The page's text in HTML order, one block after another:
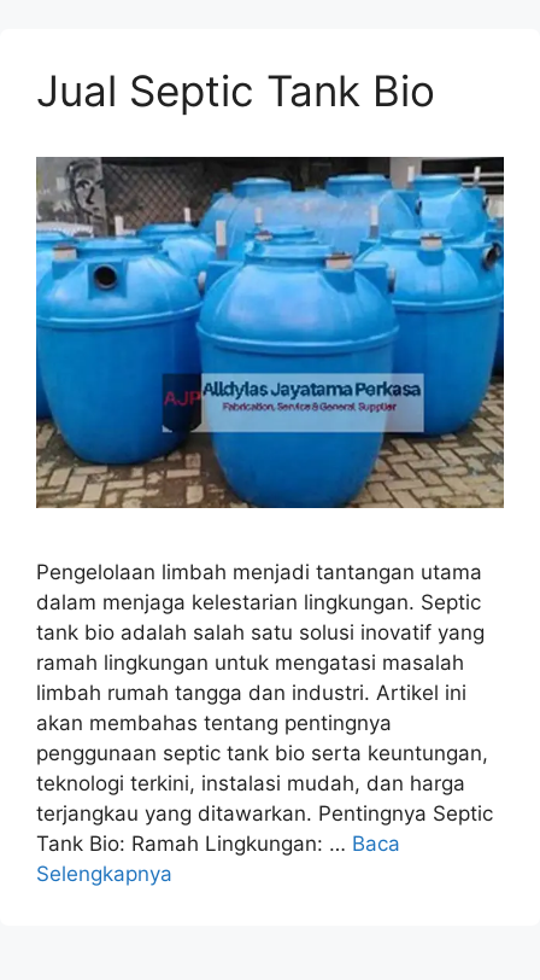
Jual Septic Tank Bio
Pengelolaan limbah menjadi tantangan utama
dalam menjaga kelestarian lingkungan. Septic
tank bio adalah salah satu solusi inovatif yang
ramah lingkungan untuk mengatasi masalah
limbah rumah tangga dan industri. Artikel ini
akan membahas tentang pentingnya
penggunaan septic tank bio serta keuntungan,
teknologi terkini, instalasi mudah, dan harga
terjangkau yang ditawarkan. Pentingnya Septic
Tank Bio: Ramah Lingkungan: … Baca
Selengkapnya